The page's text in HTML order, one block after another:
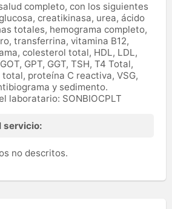
completo, con los siguientes
creatikinasa, urea, ácido
totales, hemograma completo,
transferrina, vitamina B12,
colesterol total, HDL, LDL,
GPT, GGT, TSH, T4 Total,
proteína C reactiva, VSG,
y sedimento.
laboratario: SONBIOCPLT
servicio:
no descritos.